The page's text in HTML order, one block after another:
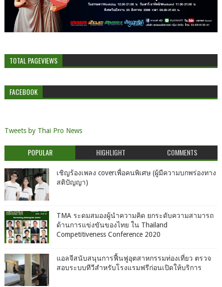
TOTAL PAGEVIEWS
FACEBOOK
Tweets by Thai Pro News
POPULAR HIGHLIGHT COMMENTS
เชิญร้องเพลง coverเพื่อคนพิเศษ (ผู้มีความบกพร่องทาง
สติปัญญา)
TMA ระดมสมองผู้นำความคิด ยกระดับความสามารถ
ด้านการแข่งขันของไทย ใน Thailand
Competitiveness Conference 2020
แอลจีสนับสนุนการฟื้นฟูอุตสาหกรรมท่องเที่ยว ตรวจ
สอบระบบทีวีสำหรับโรงแรมฟรีก่อนเปิดให้บริการ